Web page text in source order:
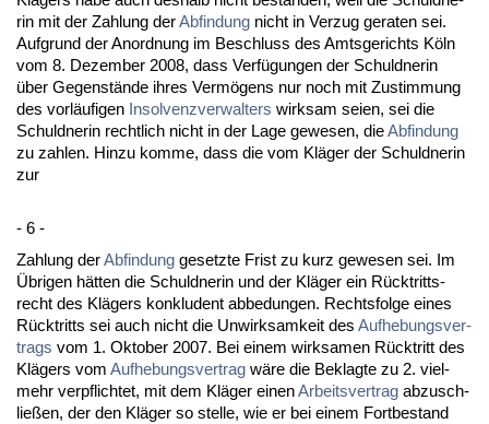
rin mit der Zah­lung derAb­fin­dung nicht in Ver­zug ge­ra­ten sei.
Auf­grund der An­ord­nung im Be­schluss des Amts­ge­richts Köln
vom 8. De­zem­ber 2008, dass Verfügun­gen der Schuld­ne­rin
über Ge­genstände ih­res Vermögens nur noch mit Zu­stim­mung
des vorläufi­gen In­sol­venz­ver­wal­ters wirk­sam sei­en, sei die
Schuld­ne­rin recht­lich nicht in der La­ge ge­we­sen, dieAb­fin­dung
zu zah­len. Hin­zu kom­me, dass die vom Kläger der Schuld­ne­rin
zur
- 6 -
Zah­lung derAb­fin­dung ge­setz­te Frist zu kurz ge­we­sen sei. Im
Übri­gen hätten die Schuld­ne­rin und der Kläger ein Rück­tritts­
recht des Klägers kon­klu­dent ab­be­dun­gen. Rechts­fol­ge ei­nes
Rück­tritts sei auch nicht die Un­wirk­sam­keit des Auf­he­bungs­ver­
trags vom 1. Ok­to­ber 2007. Bei ei­nem wirk­sa­men Rück­tritt des
Klägers vom Auf­he­bungs­ver­trag wäre die Be­klag­te zu 2. viel­
mehr ver­pflich­tet, mit dem Kläger ei­nenAr­beits­ver­trag ab­zu­sch­
ließen, der den Kläger so stel­le, wie er bei ei­nem Fort­be­stand